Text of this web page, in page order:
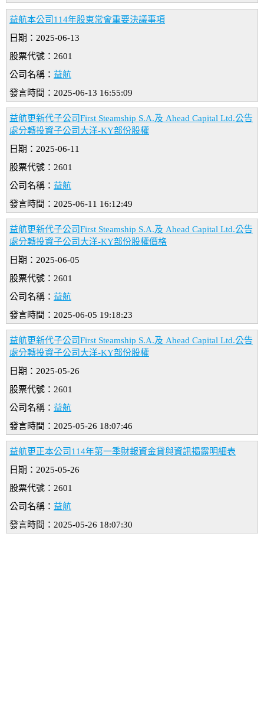
益航本公司114年股東常會重要決議事項
日期：2025-06-13
股票代號：2601
公司名稱： 益航
發言時間：2025-06-13 16:55:09
益航更新代子公司First Steamship S.A.及 Ahead Capital Ltd.公告
處分轉投資子公司大洋-KY部份股權
日期：2025-06-11
股票代號：2601
公司名稱： 益航
發言時間：2025-06-11 16:12:49
益航更新代子公司First Steamship S.A.及 Ahead Capital Ltd.公告
處分轉投資子公司大洋-KY部份股權價格
日期：2025-06-05
股票代號：2601
公司名稱： 益航
發言時間：2025-06-05 19:18:23
益航更新代子公司First Steamship S.A.及 Ahead Capital Ltd.公告
處分轉投資子公司大洋-KY部份股權
日期：2025-05-26
股票代號：2601
公司名稱： 益航
發言時間：2025-05-26 18:07:46
益航更正本公司114年第一季財報資金貸與資訊揭露明細表
日期：2025-05-26
股票代號：2601
公司名稱： 益航
發言時間：2025-05-26 18:07:30